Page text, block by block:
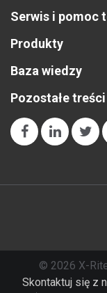
Serwis i pomoc
Produkty
Baza wiedzy
Pozostałe treści
© 2026 X-
Skontaktuj się z